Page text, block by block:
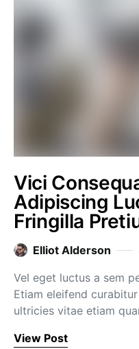
Vici
Adipiscing
Fringilla
Elliot Alderson
Vel eget luctus a sem
Etiam eleifend
ultricies vitae etiam
View Post